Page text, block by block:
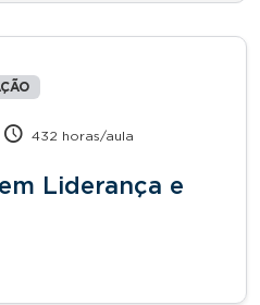
432 horas/aula
Liderança e